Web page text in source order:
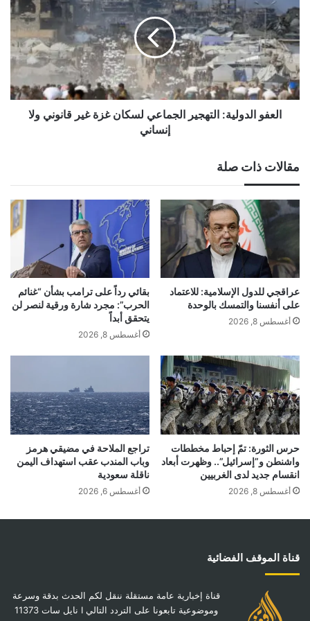
التهجير
الجماعي
لسكان
غزة
غير
قانوني
ولا
إنسانيالعفو الدولية: التهجير الجماعي لسكان غزة غير قانوني ولا
إنساني
مقالات ذات صلة
عراقجي للدول الإسلامية: للاعتماد
على أنفسنا والتمسك بالوحدة
أغسطس 8, 2026
بقائي رداً على ترامب بشأن “غنائم
الحرب”: مجرد شارة ورقية لنصر لن
يتحقق أبداً
أغسطس 8, 2026
حرس الثورة: تمّ إحباط مخططات
واشنطن و”إسرائيل”.. وظهرت أبعاد
انقسام جديد لدى الغربيين
أغسطس 8, 2026
تراجع الملاحة في مضيقي هرمز
وباب المندب عقب استهداف اليمن
ناقلة سعودية
أغسطس 6, 2026
قناة الموقف الفضائية
قناة إخبارية عامة مستقلة ننقل لكم الحدث بدقة وسرعة
وموضوعية تابعونا على التردد التالي I نايل سات 11373